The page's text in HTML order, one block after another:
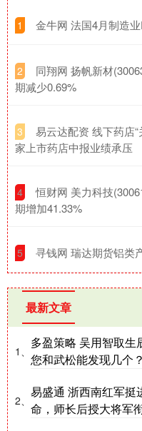
1 金牛网 法国4月制造
2
同翔网 扬帆新材
期减少0.69%
3
易云达配资 线下药店“
家上市药店中报业绩承压
4
恒财网 美力科技
期增加41.33%
5 寻钱网 瑞达期货铝类
最新文章
1、
多盈策略 吴用智取生
您和武松能发现几个？
2、
易盛通 浙西南红军挺
命，师长后授大将军